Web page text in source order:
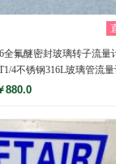
全氟醚密封玻璃转子流量
4不锈钢316L玻璃管流
880.0
()